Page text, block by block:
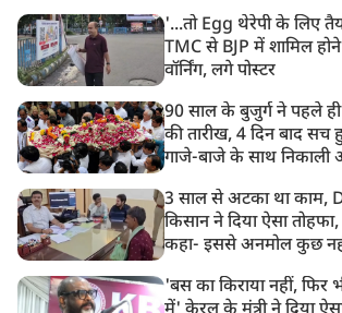
'...तो Egg थेरेपी के लिए
TMC से BJP में शामिल होने
वॉर्निंग, लगे पोस्टर
90 साल के बुजुर्ग ने पहले ही
की तारीख, 4 दिन बाद सच
गाजे-बाजे के साथ निकाली
3 साल से अटका था काम,
किसान ने दिया ऐसा
कहा- इससे अनमोल कुछ
'बस का किराया नहीं, फिर